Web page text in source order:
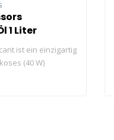
1 Liter
ist ein einzigartig
(40 W)
auf TRI-ESTER-